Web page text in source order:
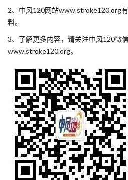
2、中风120网站www.stroke120.org
料。
3、了解更多内容，请关注中风120微
www.stroke120.org。